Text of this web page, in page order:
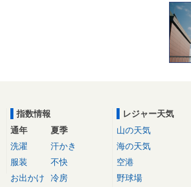
指数情報
通年
洗濯
服装
お出かけ
夏季
汗かき
不快
冷房
レジャー天気
山の天気
海の天気
空港
野球場